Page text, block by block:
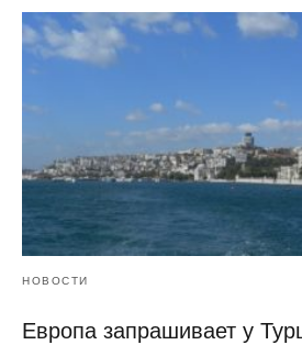
НОВОСТИ
Европа запрашивает у